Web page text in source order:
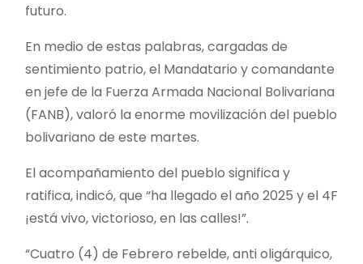
futuro.
En medio de estas palabras, cargadas de
sentimiento patrio, el Mandatario y comandante
en jefe de la Fuerza Armada Nacional Bolivariana
(FANB), valoró la enorme movilización del pueblo
bolivariano de este martes.
El acompañamiento del pueblo significa y
ratifica, indicó, que “ha llegado el año 2025 y el 4F
¡está vivo, victorioso, en las calles!”.
“Cuatro (4) de Febrero rebelde, anti oligárquico,